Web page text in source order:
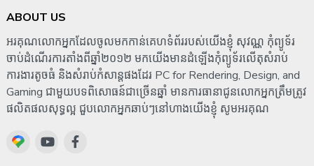
ABOUT US
អរគុណលោកអ្នកដែលចូលមកកាន់គេហទំព័ររបស់យើងខ្ញុំ សុវណ្ណ កុំព្យូទ័រ
ចាប់ដំណើរការតាំងពីឆ្នាំ២០១២ មកយើងមានដំឡើងកុំព្យូទ័រលើតុសំរាប់
ការងារតូចធំ និងសំរាប់កំសាន្តផងដែរ PC for Rendering, Design, and
Gaming ជាមួយបទពិសោធន៍ជាច្រើនឆ្នាំ មានការធានាជូនលោកអ្នកត្រឹមត្រូវ
ផលិតផលសុទ្ធល្អ ជួបលោកអ្នកឆាប់ៗនៅហាងយើងខ្ញុំ សូមអរគុណ